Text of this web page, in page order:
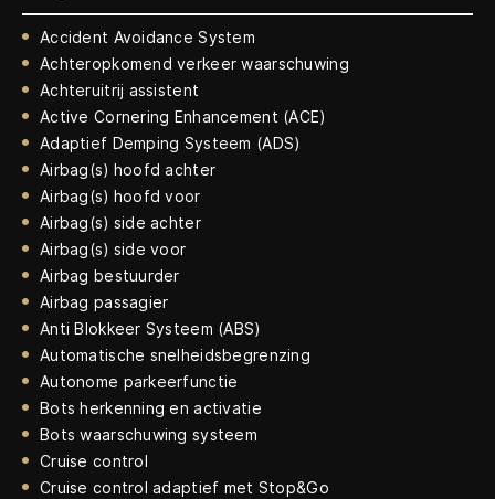
Accident Avoidance System
Achteropkomend verkeer waarschuwing
Achteruitrij assistent
Active Cornering Enhancement (ACE)
Adaptief Demping Systeem (ADS)
Airbag(s) hoofd achter
Airbag(s) hoofd voor
Airbag(s) side achter
Airbag(s) side voor
Airbag bestuurder
Airbag passagier
Anti Blokkeer Systeem (ABS)
Automatische snelheidsbegrenzing
Autonome parkeerfunctie
Bots herkenning en activatie
Bots waarschuwing systeem
Cruise control
Cruise control adaptief met Stop&Go